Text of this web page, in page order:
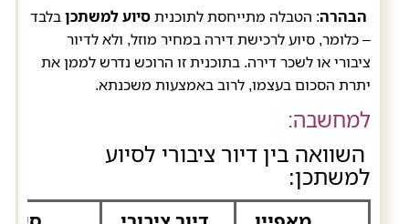
הבהרה: הטבלה מתייחסת לתוכניתסיוע למשתכןבלבד
– כלומר, סיוע לרכישת דירה במחיר מוזל, ולא לדיור
ציבורי או לשכר דירה. בתוכנית זו הרוכש נדרש לממן את
יתרת הסכום בעצמו, לרוב באמצעות משכנתא.
למחשבה:
השוואה בין דיור ציבורי לסיוע
למשתכן: